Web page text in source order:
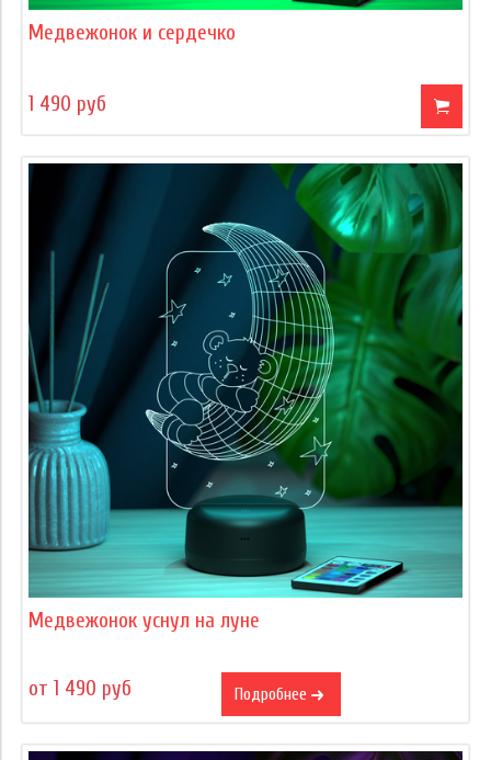
Медвежонок и сердечко
1 490 руб
Медвежонок уснул на луне
от 1 490 руб Подробнее